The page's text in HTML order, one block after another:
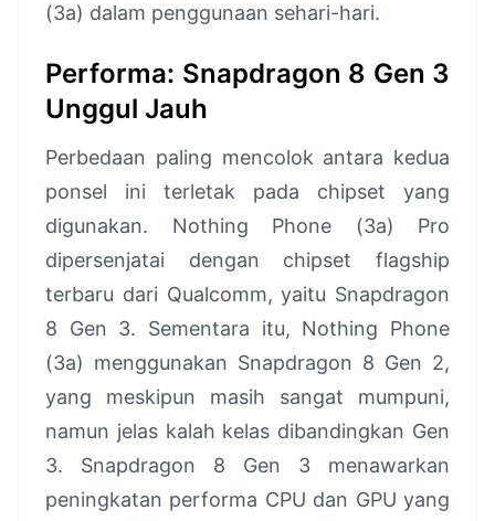
(3a) dalam penggunaan sehari-hari.
Performa: Snapdragon 8 Gen 3
Unggul Jauh
Perbedaan paling mencolok antara kedua
ponsel ini terletak pada chipset yang
digunakan. Nothing Phone (3a) Pro
dipersenjatai dengan chipset flagship
terbaru dari Qualcomm, yaitu Snapdragon
8 Gen 3. Sementara itu, Nothing Phone
(3a) menggunakan Snapdragon 8 Gen 2,
yang meskipun masih sangat mumpuni,
namun jelas kalah kelas dibandingkan Gen
3. Snapdragon 8 Gen 3 menawarkan
peningkatan performa CPU dan GPU yang